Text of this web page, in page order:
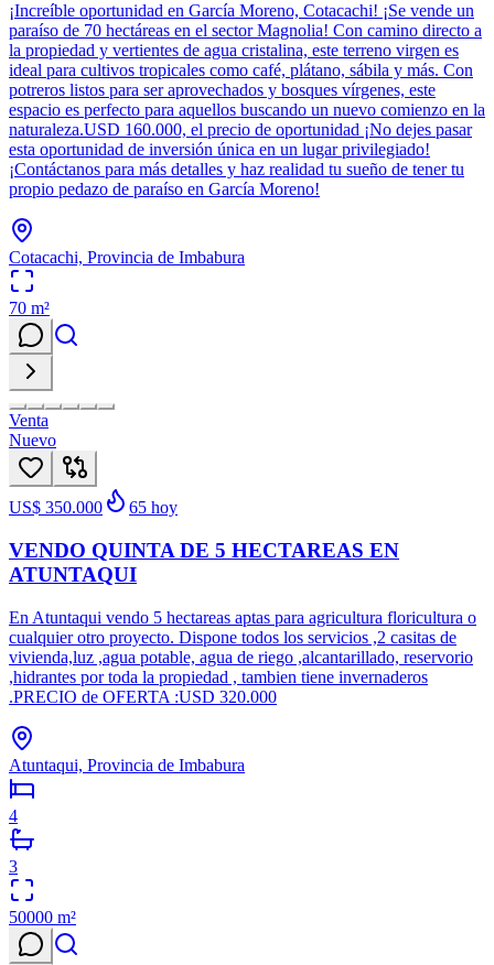
¡Increíble oportunidad en García Moreno, Cotacachi! ¡Se vende un
paraíso de 70 hectáreas en el sector Magnolia! Con camino directo a
la propiedad y vertientes de agua cristalina, este terreno virgen es
ideal para cultivos tropicales como café, plátano, sábila y más. Con
potreros listos para ser aprovechados y bosques vírgenes, este
espacio es perfecto para aquellos buscando un nuevo comienzo en la
naturaleza.USD 160.000, el precio de oportunidad ¡No dejes pasar
esta oportunidad de inversión única en un lugar privilegiado!
¡Contáctanos para más detalles y haz realidad tu sueño de tener tu
propio pedazo de paraíso en García Moreno!
Cotacachi, Provincia de Imbabura
70 m²
Venta
Nuevo
US$ 350.000 65 hoy
VENDO QUINTA DE 5 HECTAREAS EN
ATUNTAQUI
En Atuntaqui vendo 5 hectareas aptas para agricultura floricultura o
cualquier otro proyecto. Dispone todos los servicios ,2 casitas de
vivienda,luz ,agua potable, agua de riego ,alcantarillado, reservorio
,hidrantes por toda la propiedad , tambien tiene invernaderos
.PRECIO de OFERTA :USD 320.000
Atuntaqui, Provincia de Imbabura
4
3
50000 m²